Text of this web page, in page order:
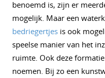
benoemd is, zijn er
mogelijk. Maar een
bedriegertjes is ook
speelse manier van het
ruimte. Ook deze
noemen. Bij zo een